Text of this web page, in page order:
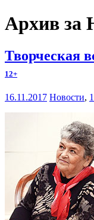
Архив за
Творческая
12+
16.11.2017 Новости,